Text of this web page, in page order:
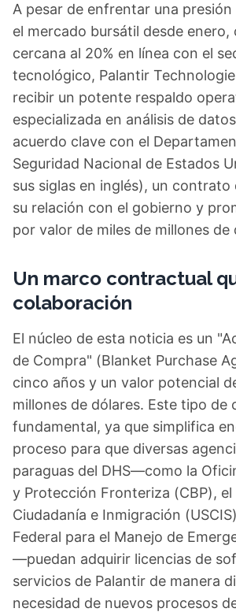
A pesar de enfrentar una
el mercado bursátil desde enero,
cercana al 20% en línea con el
tecnológico, Palantir
recibir un potente respaldo
especializada en análisis de
acuerdo clave con el
Seguridad Nacional de Estados
sus siglas en inglés), un contrato
su relación con el gobierno y
por valor de miles de millones de
Un marco contractual
colaboración
El núcleo de esta noticia es un
de Compra" (Blanket Purchase
cinco años y un valor potencial
millones de dólares. Este tipo de
fundamental, ya que simplifica
proceso para que diversas
paraguas del DHS—como la
y Protección Fronteriza (CBP), el
Ciudadanía e Inmigración
Federal para el Manejo de
—puedan adquirir licencias de
servicios de Palantir de manera
necesidad de nuevos procesos